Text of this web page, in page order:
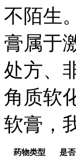
不陌生
膏属于
处方、
角质软
软膏，
药物类型 是